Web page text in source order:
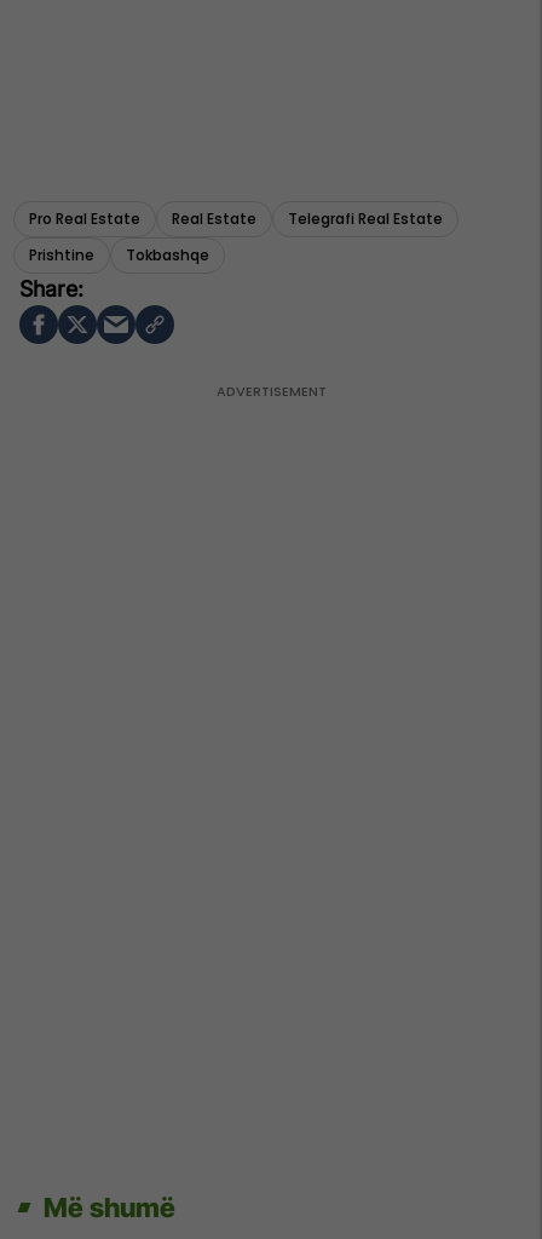
Pro Real Estate Real Estate
Telegrafi Real Estate
Prishtine
Tokbashqe
Më shumë